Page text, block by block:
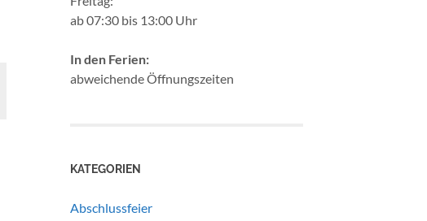
ab 07:30 bis 13:00 Uhr
In den Ferien:
abweichende Öffnungszeiten
KATEGORIEN
Abschlussfeier